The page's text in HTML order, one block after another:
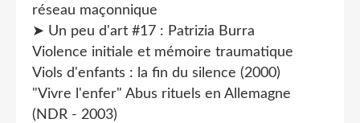
réseau maçonnique
➤ Un peu d'art #17 : Patrizia Burra
Violence initiale et mémoire traumatique
Viols d'enfants : la fin du silence (2000)
"Vivre l'enfer" Abus rituels en Allemagne
(NDR - 2003)